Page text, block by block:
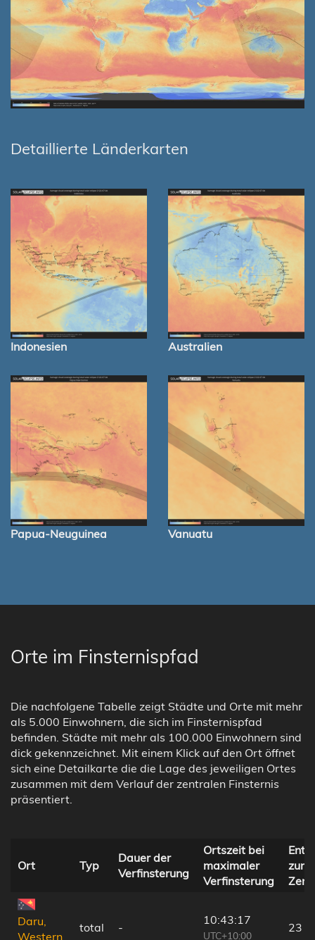
Detaillierte Länderkarten
Indonesien Australien
Papua-Neuguinea Vanuatu
Orte im Finsternispfad
Die nachfolgene Tabelle zeigt Städte und Orte mit mehr
als 5.000 Einwohnern, die sich im Finsternispfad
befinden. Städte mit mehr als 100.000 Einwohnern sind
dick gekennzeichnet. Mit einem Klick auf den Ort öffnet
sich eine Detailkarte die die Lage des jeweiligen Ortes
zusammen mit dem Verlauf der zentralen Finsternis
präsentiert.
Ort Typ
Dauer der
Verfinsterung
Ortszeit bei
maximaler
Verfinsterung
zur
Daru,
Western
total -
10:43:17
UTC+10:00
23